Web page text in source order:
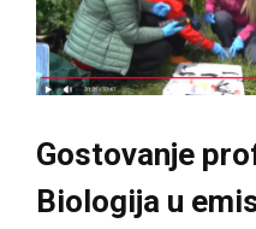
Gostovanje
Biologija u